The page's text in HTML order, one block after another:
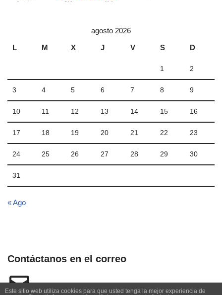
agosto 2026
L
M X J V S D
1 2
3 4 5 6 7 8 9
10 11 12 13 14 15 16
17 18 19 20 21 22 23
24 25 26 27 28 29 30
31
« Ago
Contáctanos en el correo
Este sitio web utiliza cookies para que usted tenga la mejor experiencia de